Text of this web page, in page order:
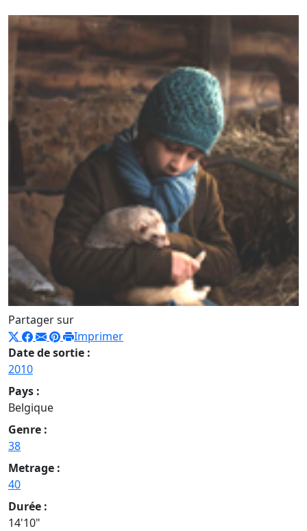
Partager sur
Imprimer
Date de sortie :
2010
Pays :
Belgique
Genre :
38
Metrage :
40
Durée :
14'10"